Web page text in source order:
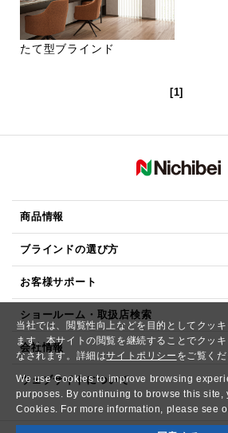
当社では、閲覧性向上などを目的としてクッ
ます。本サイトの閲覧を継続することでクッ
なされます。詳細はサイトポリシー をご覧くだ
We use Cookies to improve browsing
purposes. By continuing to browse this site,
Cookies. For more information, please see
たて型ブラインド
[1]
商品情報
ブラインドの選び方
お客様サポート
ショールーム・取扱店検索
会社情報
ウェブサイトについて